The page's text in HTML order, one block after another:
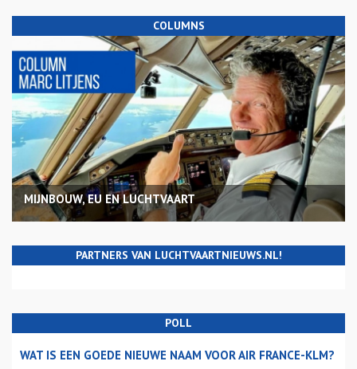
COLUMNS
MIJNBOUW, EU EN LUCHTVAART
PARTNERS VAN LUCHTVAARTNIEUWS.NL!
POLL
WAT IS EEN GOEDE NIEUWE NAAM VOOR AIR FRANCE-KLM?